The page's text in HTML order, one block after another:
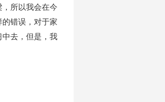
所以我会在今
错误，对于家
去，但是，我